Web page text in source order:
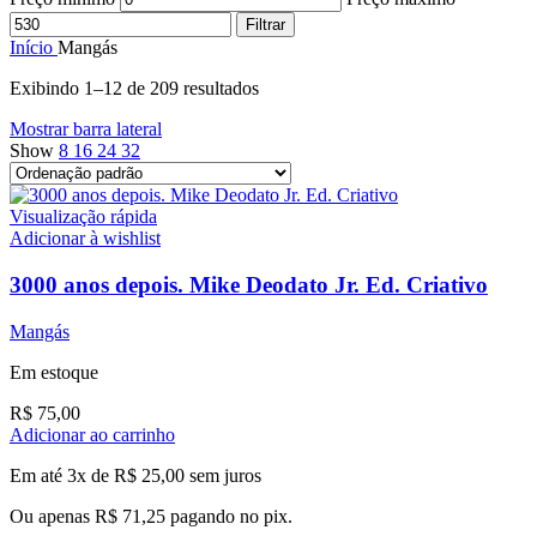
Filtrar
Início Mangás
Exibindo 1–12 de 209 resultados
Mostrar barra lateral
Show 8 16 24 32
Visualização rápida
Adicionar à wishlist
3000 anos depois. Mike Deodato Jr. Ed. Criativo
Mangás
Em estoque
R$ 75,00
Adicionar ao carrinho
Em até 3x de R$ 25,00 sem juros
Ou apenas R$ 71,25 pagando no pix.